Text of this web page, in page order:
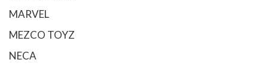
MARVEL
MEZCO TOYZ
NECA